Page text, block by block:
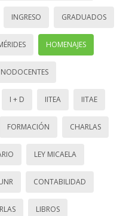
INGRESO GRADUADOS
HOMENAJES
NODOCENTES
I + D IITEA IITAE
FORMACIÓN CHARLAS
LEY MICAELA
CONTABILIDAD
LIBROS